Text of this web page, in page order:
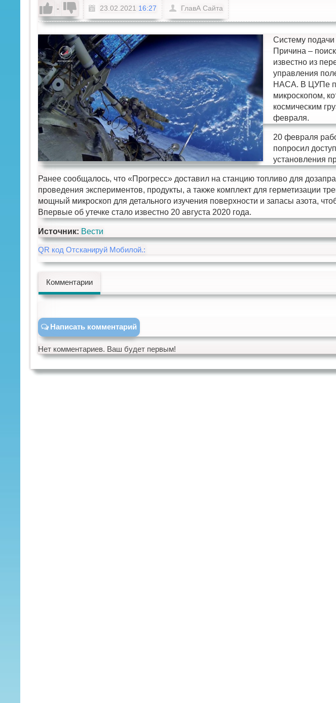
- 23.02.2021 16:27 ГлавА Сайта
Систему
Причина –
известно из
управления
НАСА. В ЦУПе
микроскопом,
космическим
февраля.
20 февраля
попросил
установления
Ранее сообщалось, что «Прогресс» доставил на станцию топливо для
проведения экспериментов, продукты, а также комплект для герметизации
мощный микроскоп для детального изучения поверхности и запасы азота,
Впервые об утечке стало известно 20 августа 2020 года.
Источник: Вести
QR код Отсканируй Мобилой.:
Комментарии
Написать комментарий
Нет комментариев. Ваш будет первым!